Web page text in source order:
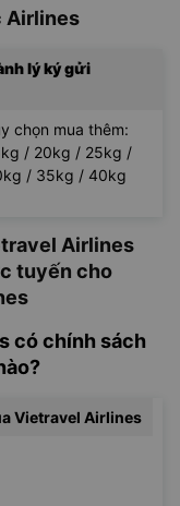
Airlines
lý ký gửi
chọn mua thêm:
/ 20kg / 25kg /
/ 35kg / 40kg
Airlines
tuyến cho
có chính sách
Vietravel Airlines